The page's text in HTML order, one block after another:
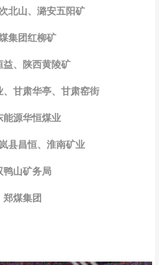
北山、潞安五阳矿
集团红柳矿
益、陕西黄陵矿
、甘肃华亭、甘肃窑街
能源华恒煤业
县昌恒、淮南矿业
鸭山矿务局
郑煤集团